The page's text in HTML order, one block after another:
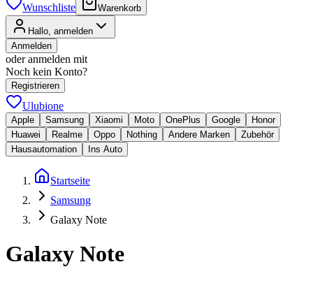
Wunschliste Warenkorb
Hallo, anmelden
Anmelden
oder anmelden mit
Noch kein Konto?
Registrieren
Ulubione
Apple Samsung Xiaomi Moto OnePlus Google
Honor
Huawei
Realme Oppo Nothing Andere Marken
Zubehör
Hausautomation
Ins Auto
Startseite
Samsung
Galaxy Note
Galaxy Note